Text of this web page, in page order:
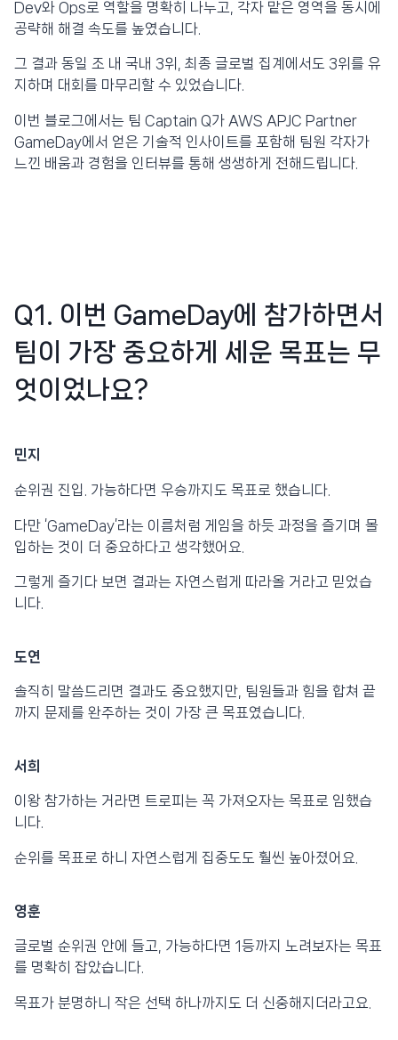
Dev와 Ops로 역할을 명확히 나누고, 각자 맡은 영역을 동시에
공략해 해결 속도를 높였습니다.
그 결과 동일 조 내 국내 3위, 최종 글로벌 집계에서도 3위를 유
지하며 대회를 마무리할 수 있었습니다.
이번 블로그에서는 팀 Captain Q가 AWS APJC Partner
GameDay에서 얻은 기술적 인사이트를 포함해 팀원 각자가
느낀 배움과 경험을 인터뷰를 통해 생생하게 전해드립니다.
Q1. 이번 GameDay에 참가하면서
팀이 가장 중요하게 세운 목표는 무
엇이었나요?
민지
순위권 진입. 가능하다면 우승까지도 목표로 했습니다.
다만 ‘GameDay’라는 이름처럼 게임을 하듯 과정을 즐기며 몰
입하는 것이 더 중요하다고 생각했어요.
그렇게 즐기다 보면 결과는 자연스럽게 따라올 거라고 믿었습
니다.
도연
솔직히 말씀드리면 결과도 중요했지만, 팀원들과 힘을 합쳐 끝
까지 문제를 완주하는 것이 가장 큰 목표였습니다.
서희
이왕 참가하는 거라면 트로피는 꼭 가져오자는 목표로 임했습
니다.
순위를 목표로 하니 자연스럽게 집중도도 훨씬 높아졌어요.
영훈
글로벌 순위권 안에 들고, 가능하다면 1등까지 노려보자는 목표
를 명확히 잡았습니다.
목표가 분명하니 작은 선택 하나까지도 더 신중해지더라고요.